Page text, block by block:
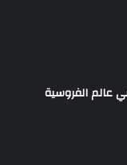
عالم الفروسية